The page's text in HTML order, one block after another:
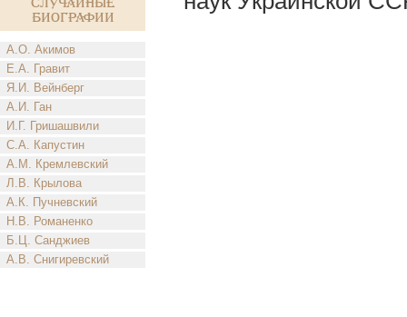
Случайные
биографии
А.О. Акимов
Е.А. Гравит
Я.И. Вейнберг
А.И. Ган
И.Г. Гришашвили
С.А. Капустин
А.М. Кремлевский
Л.В. Крылова
А.К. Пучневский
Н.В. Романенко
Б.Ц. Санджиев
А.В. Снигиревский